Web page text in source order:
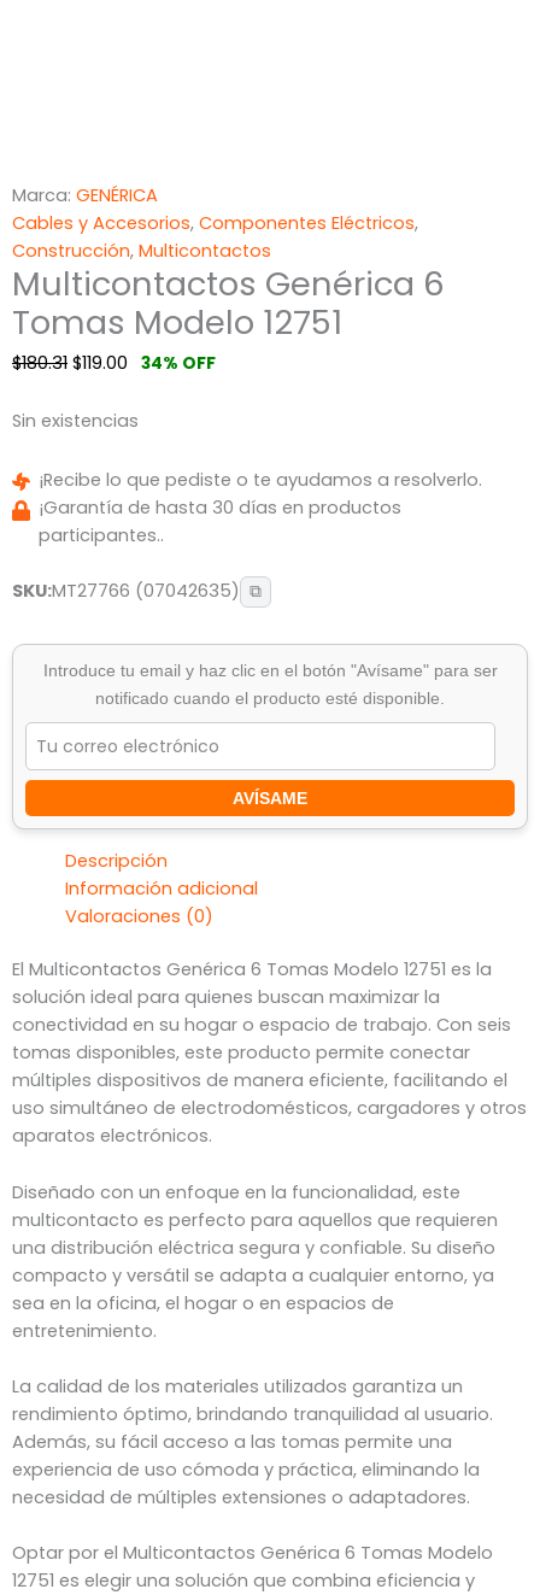
Marca: GENÉRICA
Cables y Accesorios, Componentes Eléctricos,
Construcción, Multicontactos
Multicontactos Genérica 6
Tomas Modelo 12751
$180.31 $119.00 34% OFF
Sin existencias
¡Recibe lo que pediste o te ayudamos a resolverlo.
¡Garantía de hasta 30 días en productos
participantes..
SKU:MT27766 (07042635) ⧉
Introduce tu email y haz clic en el botón "Avísame" para ser
notificado cuando el producto esté disponible.
AVÍSAME
Descripción
Información adicional
Valoraciones (0)
El Multicontactos Genérica 6 Tomas Modelo 12751 es la
solución ideal para quienes buscan maximizar la
conectividad en su hogar o espacio de trabajo. Con seis
tomas disponibles, este producto permite conectar
múltiples dispositivos de manera eficiente, facilitando el
uso simultáneo de electrodomésticos, cargadores y otros
aparatos electrónicos.
Diseñado con un enfoque en la funcionalidad, este
multicontacto es perfecto para aquellos que requieren
una distribución eléctrica segura y confiable. Su diseño
compacto y versátil se adapta a cualquier entorno, ya
sea en la oficina, el hogar o en espacios de
entretenimiento.
La calidad de los materiales utilizados garantiza un
rendimiento óptimo, brindando tranquilidad al usuario.
Además, su fácil acceso a las tomas permite una
experiencia de uso cómoda y práctica, eliminando la
necesidad de múltiples extensiones o adaptadores.
Optar por el Multicontactos Genérica 6 Tomas Modelo
12751 es elegir una solución que combina eficiencia y